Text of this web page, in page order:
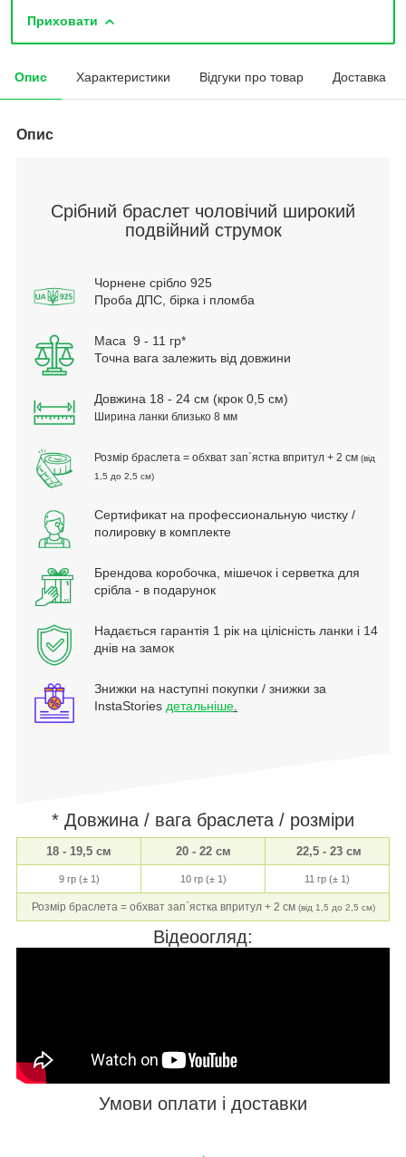
Приховати
Опис Характеристики Відгуки про товар Доставка
Опис
Срібний браслет чоловічий широкий
подвійний струмок
Чорнене срібло 925
Проба ДПС, бірка і пломба
Маса 9 - 11 гр*
Точна вага залежить від довжини
Довжина 18 - 24 см (крок 0,5 см)
Ширина ланки близько 8 мм
Розмір браслета = обхват зап`ястка впритул + 2 см (від
1,5 до 2,5 см)
Сертификат на профессиональную чистку /
полировку в комплекте
Брендова коробочка, мішечок і серветка для
срібла - в подарунок
Надається гарантія 1 рік на цілісність ланки і 14
днів на замок
Знижки на наступні покупки / знижки за
InstaStories детальніше
* Довжина / вага браслета / розміри
18 - 19,5 см 20 - 22 см 22,5 - 23 см
9 гр (± 1) 10 гр (± 1) 11 гр (± 1)
Розмір браслета = обхват зап`ястка впритул + 2 см (від 1,5 до 2,5 см)
Відеоогляд:
Умови оплати і доставки